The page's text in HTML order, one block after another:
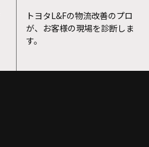
トヨタL&Fの物流改善のプロ
が、お客様の現場を診断しま
す。